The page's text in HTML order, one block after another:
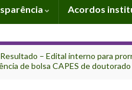
Acordos
Resultado – Edital interno para
de bolsa CAPES de doutorado